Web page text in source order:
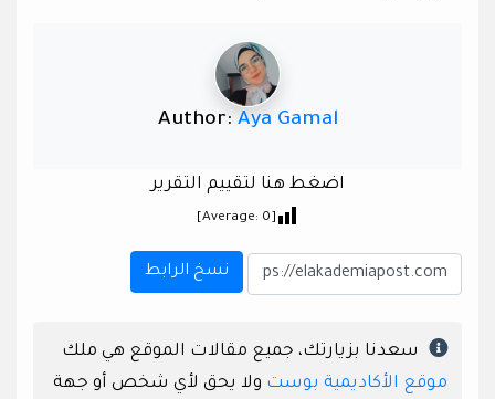
Author: Aya Gamal
اضغط هنا لتقييم التقرير
[Average:
0
]
نسخ الرابط
سعدنا بزيارتك، جميع مقالات الموقع هي ملك
موقع الأكاديمية بوست ولا يحق لأي شخص أو جهة